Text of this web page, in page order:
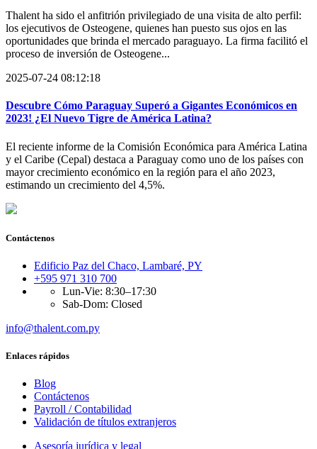
Thalent ha sido el anfitrión privilegiado de una visita de alto perfil:
los ejecutivos de Osteogene, quienes han puesto sus ojos en las
oportunidades que brinda el mercado paraguayo. La firma facilitó el
proceso de inversión de Osteogene...
2025-07-24 08:12:18
Descubre Cómo Paraguay Superó a Gigantes Económicos en
2023! ¿El Nuevo Tigre de América Latina?
El reciente informe de la Comisión Económica para América Latina
y el Caribe (Cepal) destaca a Paraguay como uno de los países con
mayor crecimiento económico en la región para el año 2023,
estimando un crecimiento del 4,5%.
Contáctenos
Edificio Paz del Chaco, Lambaré, PY
+595 971 310 700
Lun-Vie: 8:30–17:30
Sab-Dom: Closed
info@thalent.com.py
Enlaces rápidos
Blog
Contáctenos
Payroll / Contabilidad
Validación de títulos extranjeros
Asesoría jurídica y legal